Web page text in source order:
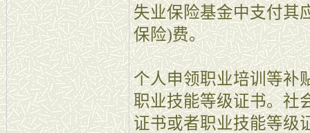
失业保险基金中支付其
保险)费。
个人申领职业培训等补
职业技能等级证书。社
证书或者职业技能等级